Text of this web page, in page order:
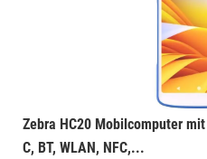
Zebra HC20 Mobilcomputer
C, BT, WLAN, NFC,...